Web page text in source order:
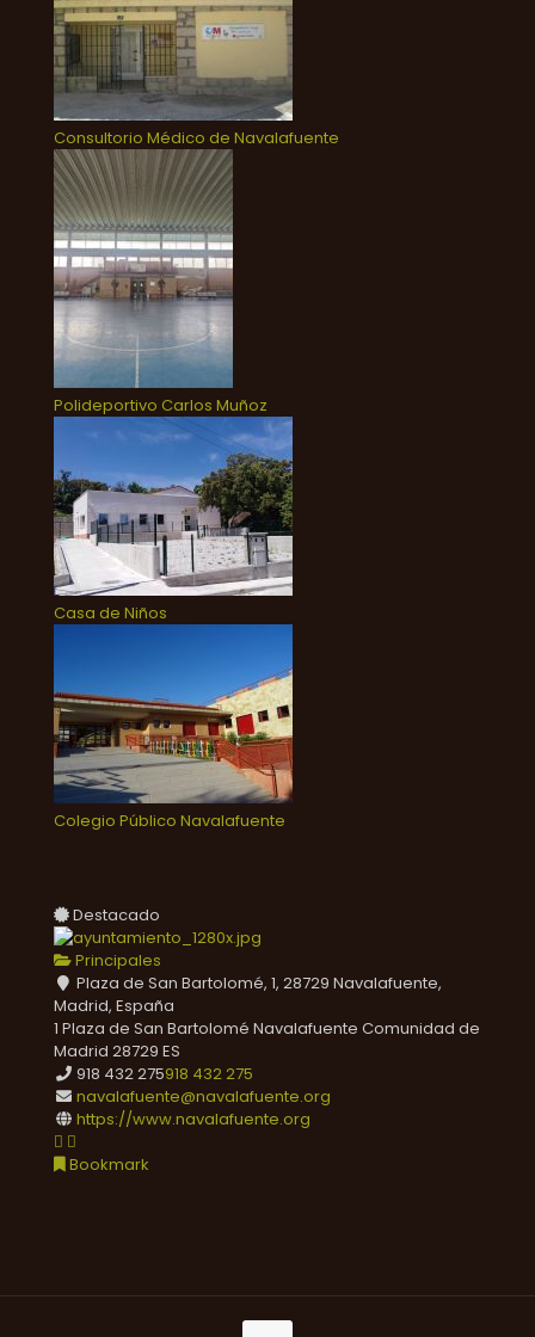
Consultorio Médico de Navalafuente
Polideportivo Carlos Muñoz
Casa de Niños
Colegio Público Navalafuente
Destacado
Principales
Plaza de San Bartolomé, 1, 28729 Navalafuente,
Madrid, España
1 Plaza de San Bartolomé Navalafuente Comunidad de
Madrid 28729 ES
918 432 275918 432 275
navalafuente@navalafuente.org
https://www.navalafuente.org
Bookmark